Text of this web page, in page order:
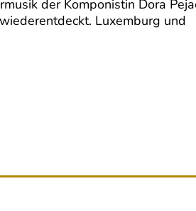
der Komponistin Dora
Luxemburg und